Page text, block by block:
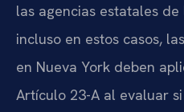
las agencias estatales
incluso en estos casos,
en Nueva York deben
Artículo 23-A al evaluar